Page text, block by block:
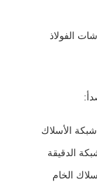
الفولاذ
الأسلاك
الخام